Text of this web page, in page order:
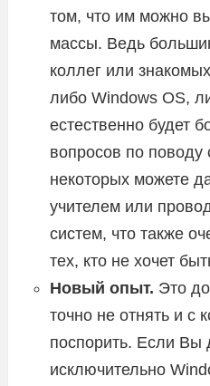
том, что им можно
массы. Ведь
коллег или
либо Windows OS,
естественно будет
вопросов по
некоторых можете
учителем или
систем, что также
тех, кто не хочет
Новый опыт. Это
точно не отнять и с
поспорить. Если Вы
исключительно